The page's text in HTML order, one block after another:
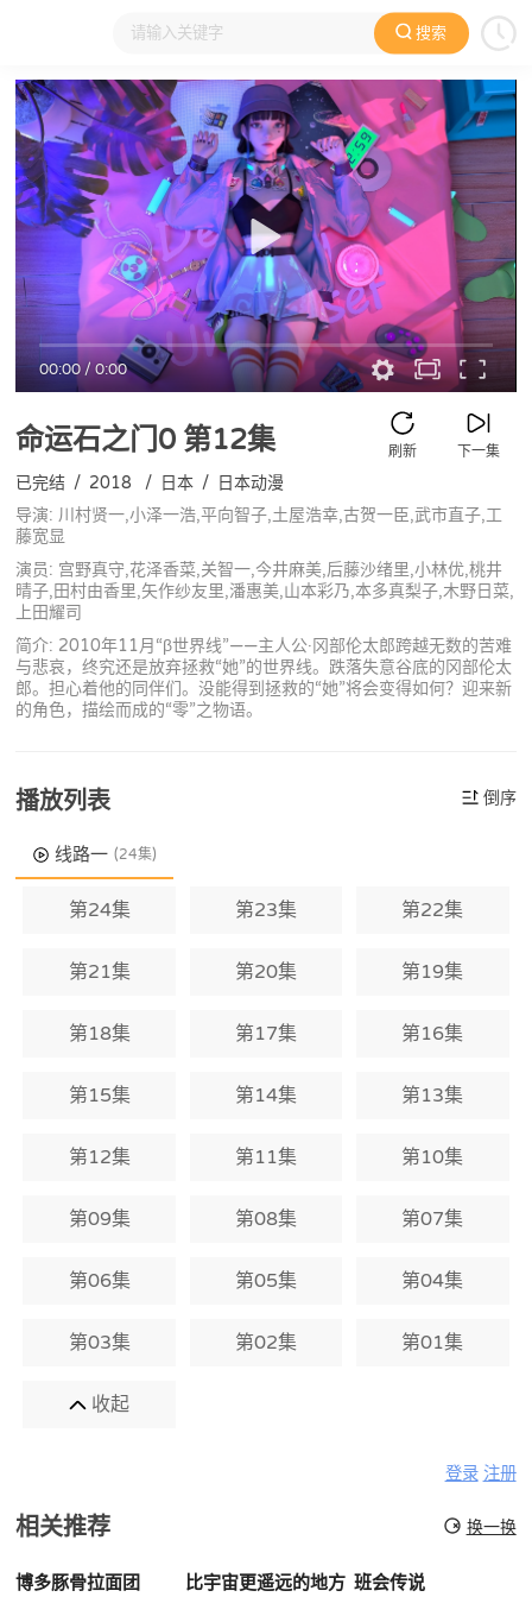
搜索
大家在看 日本动漫 国产动漫 欧美动漫 动漫电影
00:00/0:00
命运石之门0 第12集 下一集
刷新
已完结 / 2018 / 日本 / 日本动漫
导演: 川村贤一,小泽一浩,平向智子,土屋浩幸,古贺一臣,武市直子,工
藤宽显
演员: 宫野真守,花泽香菜,关智一,今井麻美,后藤沙绪里,小林优,桃井
晴子,田村由香里,矢作纱友里,潘惠美,山本彩乃,本多真梨子,木野日菜,
上田耀司
简介: 2010年11月“β世界线”——主人公·冈部伦太郎跨越无数的苦难
与悲哀，终究还是放弃拯救“她”的世界线。跌落失意谷底的冈部伦太
郎。担心着他的同伴们。没能得到拯救的“她”将会变得如何？迎来新
的角色，描绘而成的“零”之物语。
播放列表 倒序
线路一 (24集)
第24集 第23集 第22集
第21集 第20集 第19集
第18集 第17集 第16集
第15集 第14集 第13集
第12集 第11集 第10集
第09集 第08集 第07集
第06集 第05集 第04集
第03集 第02集 第01集
收起
登录 注册
相关推荐 换一换
博多豚骨拉面团 比宇宙更遥远的地方 班会传说